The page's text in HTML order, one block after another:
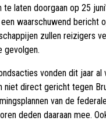
te laten doorgaan op 25
waarschuwend bericht
zullen reizigers
gevolgen.
vonden dit jaar al
niet direct gericht tegen
van de
deden daaraan mee.